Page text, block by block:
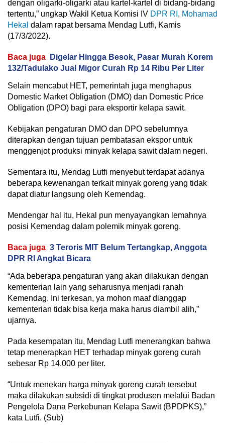
dengan oligarki-oligarki atau kartel-kartel di bidang-bidang
tertentu,” ungkap Wakil Ketua Komisi IV DPR RI , Mohamad
Hekal dalam rapat bersama Mendag Lutfi, Kamis
(17/3/2022).
Baca juga
Digelar Hingga Besok, Pasar Murah Korem
132/Tadulako Jual Migor Curah Rp 14 Ribu Per Liter
Selain mencabut HET, pemerintah juga menghapus
Domestic Market Obligation (DMO) dan Domestic Price
Obligation (DPO) bagi para eksportir kelapa sawit.
Kebijakan pengaturan DMO dan DPO sebelumnya
diterapkan dengan tujuan pembatasan ekspor untuk
menggenjot produksi minyak kelapa sawit dalam negeri.
Sementara itu, Mendag Lutfi menyebut terdapat adanya
beberapa kewenangan terkait minyak goreng yang tidak
dapat diatur langsung oleh Kemendag.
Mendengar hal itu, Hekal pun menyayangkan lemahnya
posisi Kemendag dalam polemik minyak goreng.
Baca juga 3 Teroris MIT Belum Tertangkap, Anggota
DPR RI Angkat Bicara
“Ada beberapa pengaturan yang akan dilakukan dengan
kementerian lain yang seharusnya menjadi ranah
Kemendag. Ini terkesan, ya mohon maaf dianggap
kementerian tidak bisa kerja maka harus diambil alih,”
ujarnya.
Pada kesempatan itu, Mendag Lutfi menerangkan bahwa
tetap menerapkan HET terhadap minyak goreng curah
sebesar Rp 14.000 per liter.
“Untuk menekan harga minyak goreng curah tersebut
maka dilakukan subsidi di tingkat produsen melalui Badan
Pengelola Dana Perkebunan Kelapa Sawit (BPDPKS),”
kata Lutfi. (Sub)